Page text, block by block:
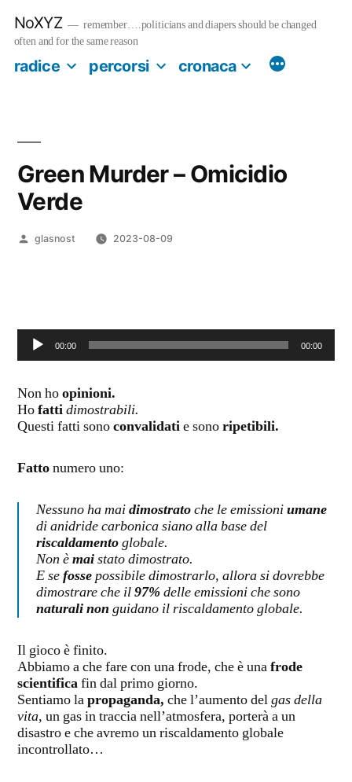
contenuto
NoXYZ
remember….politicians and diapers should be changed
often and for the same reason
radice percorsi cronaca
Green Murder – Omicidio
Verde
Pubblicato
glasnost 2023-08-09
Audio
00:00 00:00
Non hoopinioni.
Hofattidimostrabili.
Questi fatti sonoconvalidatie sonoripetibili.
Fattonumero uno:
Nessuno ha maidimostratoche le emissioniumane
di anidride carbonica siano alla base del
riscaldamentoglobale.
Non èmaistato dimostrato.
E sefossepossibile dimostrarlo, allora si dovrebbe
dimostrare che il97% delle emissioni che sono
naturali non guidano il riscaldamento globale.
Il gioco è finito.
Abbiamo a che fare con una frode, che è unafrode
scientificafin dal primo giorno.
Sentiamo lapropaganda, che l’aumento delgas della
vita, un gas in traccia nell’atmosfera, porterà a un
disastro e che avremo un riscaldamento globale
incontrollato…